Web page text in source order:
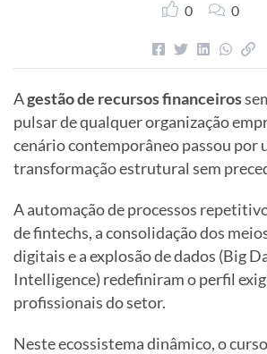
0 0
Agestão de recursos financeiros
pulsar de qualquer organização
cenário contemporâneo passou por
transformação estrutural sem
A automação de processos
de fintechs, a consolidação dos
digitais e a explosão de dados (Big
Intelligence) redefiniram o perfil
profissionais do setor.
Neste ecossistema dinâmico, o